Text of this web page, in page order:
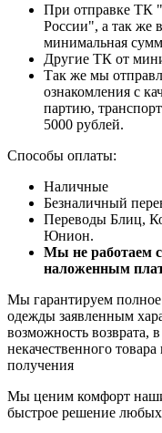
При отправке
России", а так же
минимальная
Другие ТК от
Так же мы
ознакомления с
партию,
5000 рублей.
Способы оплаты:
Наличные
Безналичный
Переводы Блиц,
Юнион.
Мы не работаем
наложенным
Мы гарантируем полное
одежды заявленным
возможность возврата,
некачественного
получения
Мы ценим комфорт
быстрое решение